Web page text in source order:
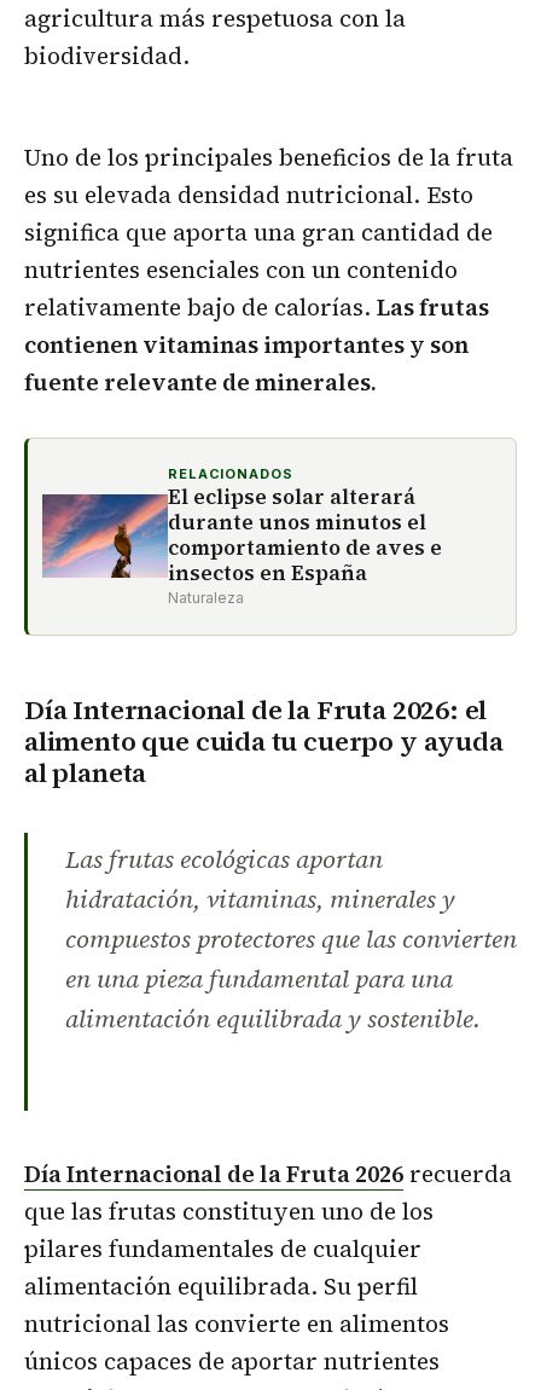
agricultura más respetuosa con la
biodiversidad.
Uno de los principales beneficios de la fruta
es su elevada densidad nutricional. Esto
significa que aporta una gran cantidad de
nutrientes esenciales con un contenido
relativamente bajo de calorías. Las frutas
contienen vitaminas importantes y son
fuente relevante de minerales.
RELACIONADOS
El eclipse solar alterará
durante unos minutos el
comportamiento de aves e
insectos en España
Naturaleza
Día Internacional de la Fruta 2026: el
alimento que cuida tu cuerpo y ayuda
al planeta
Las frutas ecológicas aportan
hidratación, vitaminas, minerales y
compuestos protectores que las convierten
en una pieza fundamental para una
alimentación equilibrada y sostenible.
Día Internacional de la Fruta 2026 recuerda
que las frutas constituyen uno de los
pilares fundamentales de cualquier
alimentación equilibrada. Su perfil
nutricional las convierte en alimentos
únicos capaces de aportar nutrientes